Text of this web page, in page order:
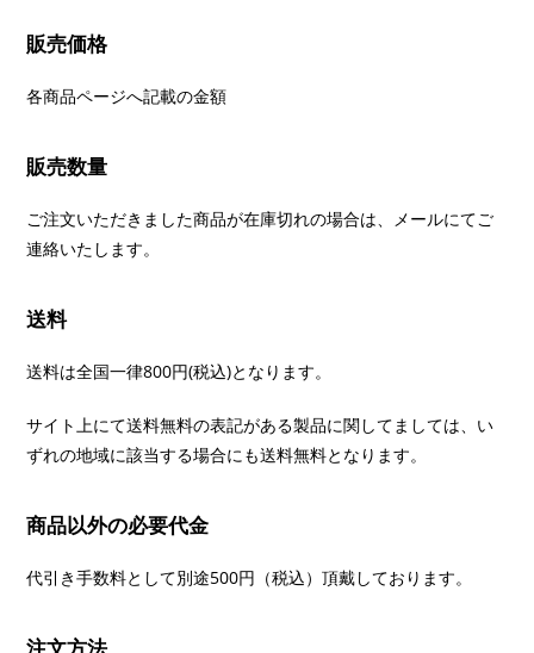
販売価格
各商品ページへ記載の金額
販売数量
ご注文いただきました商品が在庫切れの場合は、メールにてご
連絡いたします。
送料
送料は全国一律800円(税込)となります。
サイト上にて送料無料の表記がある製品に関してましては、い
ずれの地域に該当する場合にも送料無料となります。
商品以外の必要代金
代引き手数料として別途500円（税込）頂戴しております。